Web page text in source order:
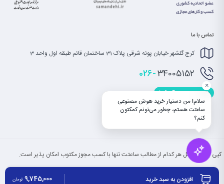
افزودن به سبد خرید 9,745,000 تومان
تماس با ما
کرج گلشهر خیابان پونه شرقی پلاک 31 ساختمان قائم طبقه اول واحد 3
026-34005152
info@saatet.com
کپی بخش یا کل هر کدام از مطالب ساعتت تنها با کسب مجوز مکتوب امکان پذیر است.
سلام! من دستیار خرید هوش مصنوعی
ساعتت هستم، چطور می‌تونم کمکتون
کنم؟
×